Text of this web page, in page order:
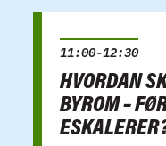
11:00-12:30
HVORDAN
BYROM –